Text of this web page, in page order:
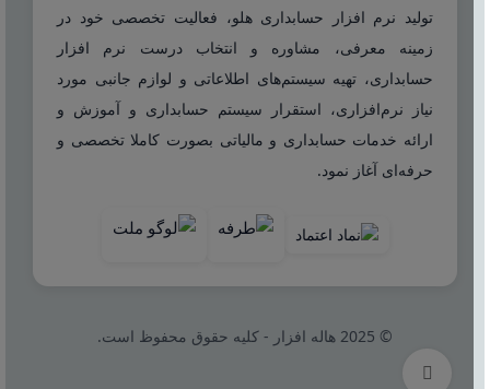
تولید نرم افزار حسابداری هلو، فعالیت تخصصی خود در
زمینه معرفی، مشاوره و انتخاب درست نرم افزار
حسابداری، تهیه سیستم‌های اطلاعاتی و لوازم جانبی مورد
نیاز نرم‌افزاری، استقرار سیستم حسابداری و آموزش و
ارائه خدمات حسابداری و مالیاتی بصورت کاملا تخصصی و
حرفه‌ای آغاز نمود.
© 2025 هاله افزار - کلیه حقوق محفوظ است.